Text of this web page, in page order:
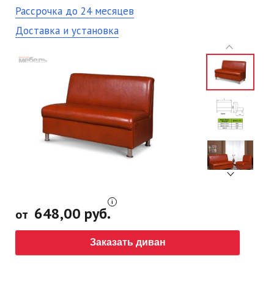
Рассрочка до 24 месяцев
Доставка и установка
от 648,00 руб.
Заказать диван